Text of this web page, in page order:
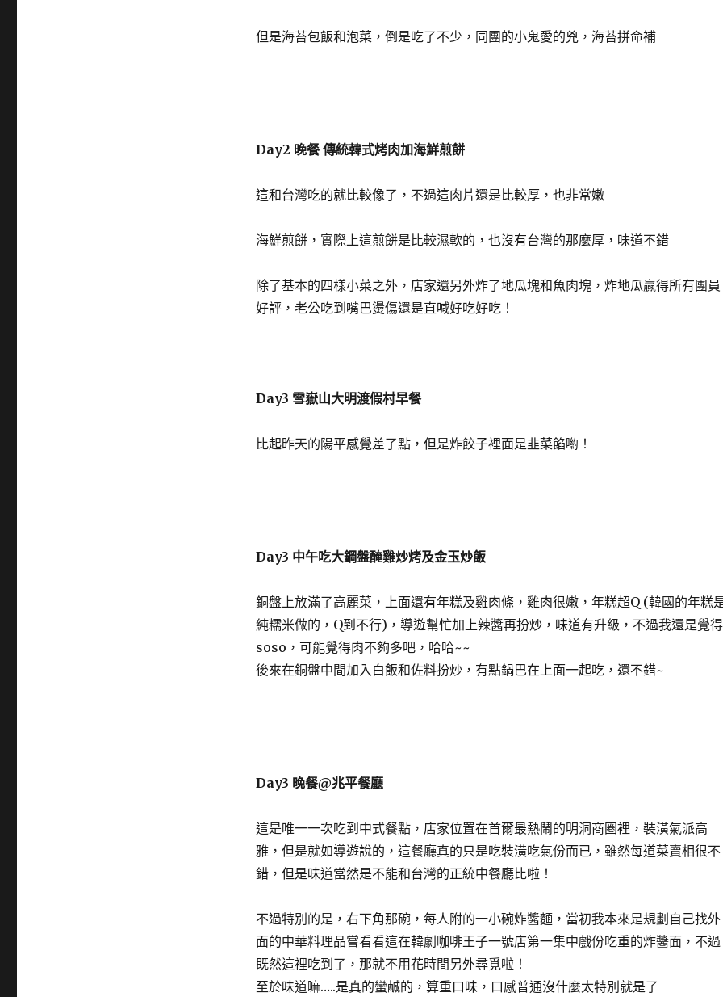
但是海苔包飯和泡菜，倒是吃了不少，同團的小鬼愛的兇，海苔拼命補
Day2 晚餐 傳統韓式烤肉加海鮮煎餅
這和台灣吃的就比較像了，不過這肉片還是比較厚，也非常嫩
海鮮煎餅，實際上這煎餅是比較濕軟的，也沒有台灣的那麼厚，味道不錯
除了基本的四樣小菜之外，店家還另外炸了地瓜塊和魚肉塊，炸地瓜贏得所有團員
好評，老公吃到嘴巴燙傷還是直喊好吃好吃！
Day3 雪嶽山大明渡假村早餐
比起昨天的陽平感覺差了點，但是炸餃子裡面是韭菜餡喲！
Day3 中午吃大鋼盤醃雞炒烤及金玉炒飯
銅盤上放滿了高麗菜，上面還有年糕及雞肉條，雞肉很嫩，年糕超Q (韓國的年糕
純糯米做的，Q到不行)，導遊幫忙加上辣醬再扮炒，味道有升級，不過我還是覺得
soso，可能覺得肉不夠多吧，哈哈~~
後來在銅盤中間加入白飯和佐料扮炒，有點鍋巴在上面一起吃，還不錯~
Day3 晚餐@兆平餐廳
這是唯一一次吃到中式餐點，店家位置在首爾最熱鬧的明洞商圈裡，裝潢氣派高
雅，但是就如導遊說的，這餐廳真的只是吃裝潢吃氣份而已，雖然每道菜賣相很不
錯，但是味道當然是不能和台灣的正統中餐廳比啦！
不過特別的是，右下角那碗，每人附的一小碗炸醬麵，當初我本來是規劃自己找外
面的中華料理品嘗看看這在韓劇咖啡王子一號店第一集中戲份吃重的炸醬面，不過
既然這裡吃到了，那就不用花時間另外尋覓啦！
至於味道嘛…..是真的蠻鹹的，算重口味，口感普通沒什麼太特別就是了